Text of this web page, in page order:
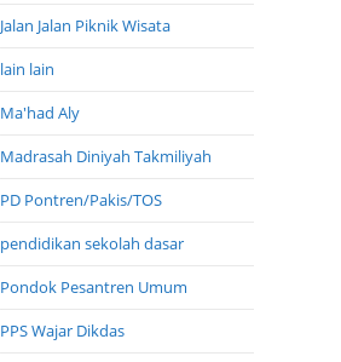
Jalan Jalan Piknik Wisata
lain lain
Ma'had Aly
Madrasah Diniyah Takmiliyah
PD Pontren/Pakis/TOS
pendidikan sekolah dasar
Pondok Pesantren Umum
PPS Wajar Dikdas